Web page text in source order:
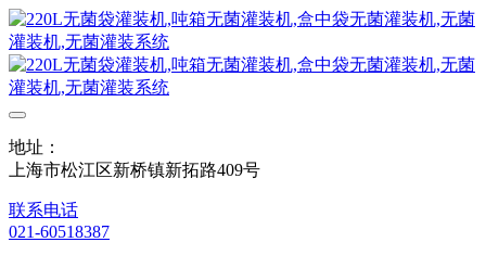
地址：
上海市松江区新桥镇新拓路409号
联系电话
021-60518387